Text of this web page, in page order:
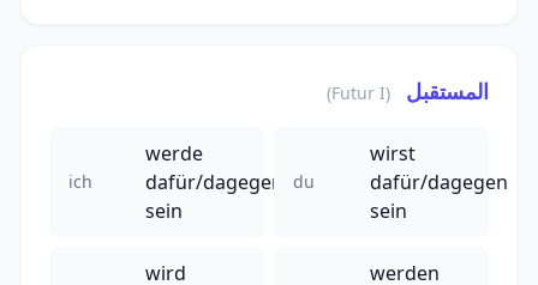
المستقبل (Futur I)
ich
werde
dafür/dagegen
sein
du
wirst
dafür/dagegen
sein
wird
werden